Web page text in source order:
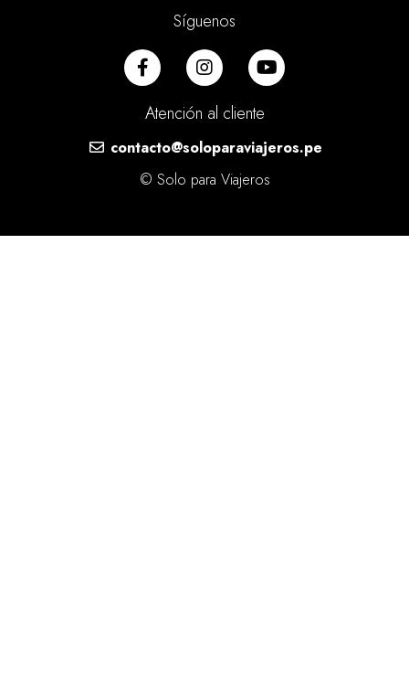
Síguenos
Atención al cliente
contacto@soloparaviajeros.pe
© Solo para Viajeros